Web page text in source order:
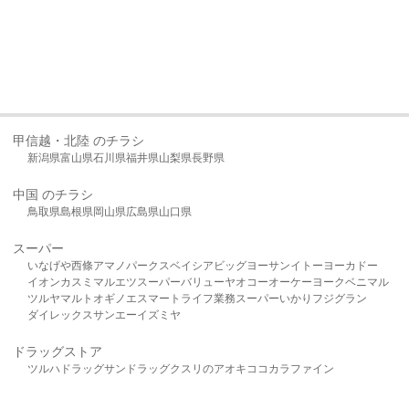
甲信越・北陸 のチラシ
新潟県富山県石川県福井県山梨県長野県
中国 のチラシ
鳥取県島根県岡山県広島県山口県
スーパー
いなげや西條アマノパークスベイシア ビッグヨーサンイトーヨーカドー
イオンカスミ マルエツスーパーバリューヤオコーオーケー ヨークベニマル
ツルヤマルト オギノ エスマート ライフ業務スーパーいかり フジグラン
ダイレックスサンエーイズミヤ
ドラッグストア
ツルハドラッグサンドラッグクスリのアオキ ココカラファイン